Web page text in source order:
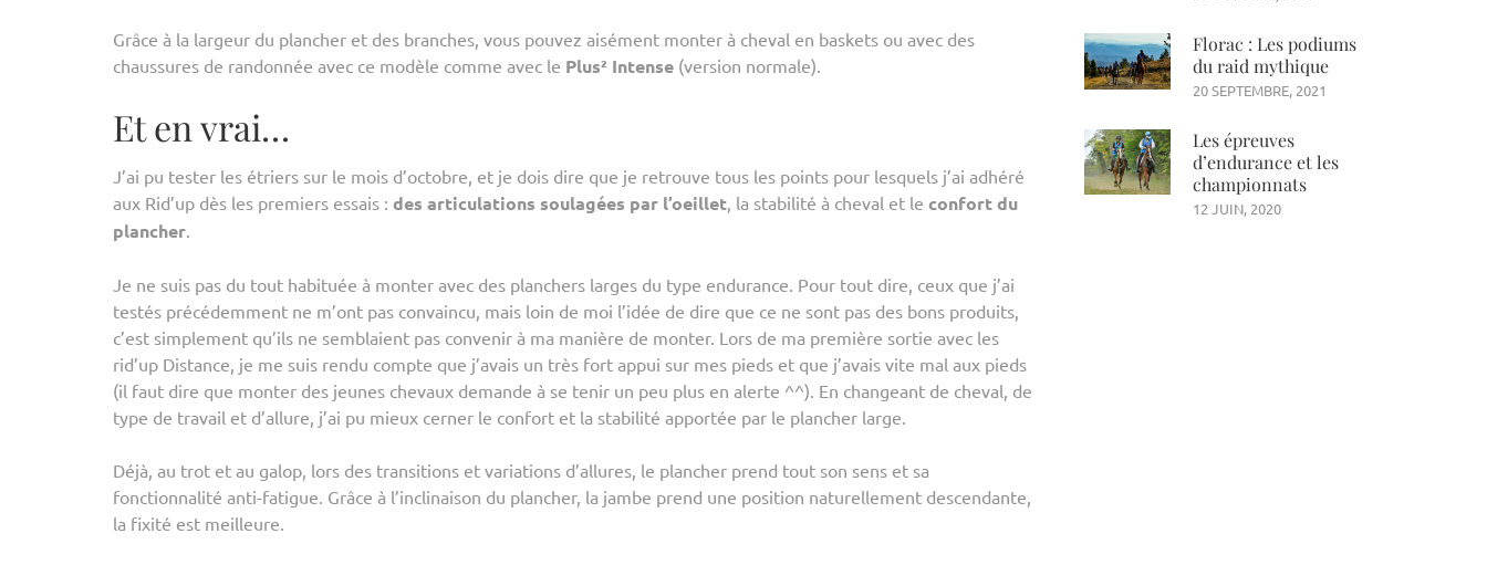
Grâce à la largeur du plancher et des branches, vous pouvez aisément monter à cheval en baskets ou avec des
chaussures de randonnée avec ce modèle comme avec le Plus² Intense (version normale).
Et en vrai…
J’ai pu tester les étriers sur le mois d’octobre, et je dois dire que je retrouve tous les points pour lesquels j’ai adhéré
aux Rid’up dès les premiers essais : des articulations soulagées par l’oeillet, la stabilité à cheval et le confort du
plancher.
Je ne suis pas du tout habituée à monter avec des planchers larges du type endurance. Pour tout dire, ceux que j’ai
testés précédemment ne m’ont pas convaincu, mais loin de moi l’idée de dire que ce ne sont pas des bons produits,
c’est simplement qu’ils ne semblaient pas convenir à ma manière de monter. Lors de ma première sortie avec les
rid’up Distance, je me suis rendu compte que j’avais un très fort appui sur mes pieds et que j’avais vite mal aux pieds
(il faut dire que monter des jeunes chevaux demande à se tenir un peu plus en alerte ^^). En changeant de cheval, de
type de travail et d’allure, j’ai pu mieux cerner le confort et la stabilité apportée par le plancher large.
Déjà, au trot et au galop, lors des transitions et variations d’allures, le plancher prend tout son sens et sa
fonctionnalité anti-fatigue. Grâce à l’inclinaison du plancher, la jambe prend une position naturellement descendante,
la fixité est meilleure.
Florac : Les podiums
du raid mythique
20 SEPTEMBRE, 2021
Les épreuves
d’endurance et les
championnats
12 JUIN, 2020